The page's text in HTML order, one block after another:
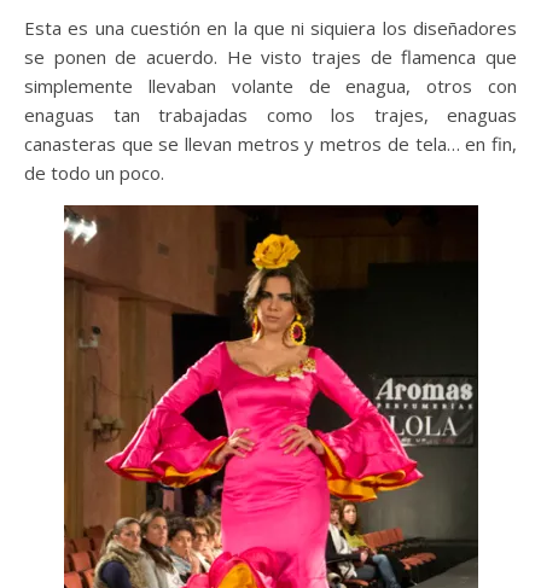
Esta es una cuestión en la que ni siquiera los diseñadores
se ponen de acuerdo. He visto trajes de flamenca que
simplemente llevaban volante de enagua, otros con
enaguas tan trabajadas como los trajes, enaguas
canasteras que se llevan metros y metros de tela… en fin,
de todo un poco.